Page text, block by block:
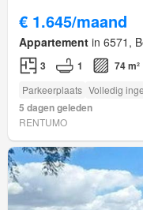
€ 1.645/maand
Appartement in 6571,
3 1 74 m²
Parkeerplaats Volledig
5 dagen geleden
RENTUMO